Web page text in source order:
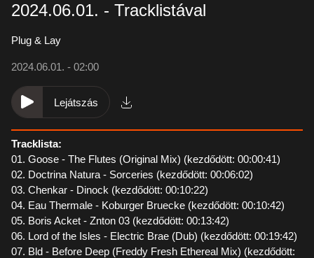
2024.06.01. - Tracklistával
Plug & Lay
2024.06.01. - 02:00
Lejátszás
Tracklista:
01. Goose - The Flutes (Original Mix) (kezdődött: 00:00:41)
02. Doctrina Natura - Sorceries (kezdődött: 00:06:02)
03. Chenkar - Dinock (kezdődött: 00:10:22)
04. Eau Thermale - Koburger Bruecke (kezdődött: 00:10:42)
05. Boris Acket - Znton 03 (kezdődött: 00:13:42)
06. Lord of the Isles - Electric Brae (Dub) (kezdődött: 00:19:42)
07. Bld - Before Deep (Freddy Fresh Ethereal Mix) (kezdődött: